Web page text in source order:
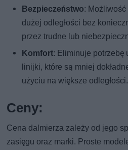
Bezpieczeństwo: Możliwość
dużej odległości bez
przez trudne lub
Komfort: Eliminuje potrzebę
linijki, które są mniej
użyciu na większe odległości.
Ceny:
Cena dalmierza zależy od jego
zasięgu oraz marki. Proste